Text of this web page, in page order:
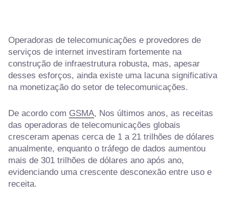
Operadoras de telecomunicações e provedores de
serviços de internet investiram fortemente na
construção de infraestrutura robusta, mas, apesar
desses esforços, ainda existe uma lacuna significativa
na monetização do setor de telecomunicações.
De acordo com GSMA, Nos últimos anos, as receitas
das operadoras de telecomunicações globais
cresceram apenas cerca de 1 a 21 trilhões de dólares
anualmente, enquanto o tráfego de dados aumentou
mais de 301 trilhões de dólares ano após ano,
evidenciando uma crescente desconexão entre uso e
receita.